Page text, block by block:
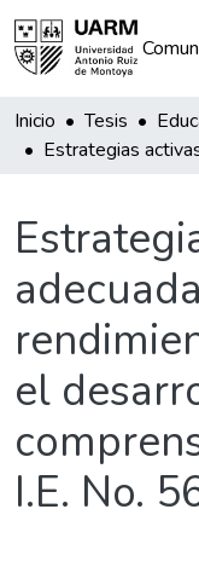
Inicio Tesis
el
I.E. No.